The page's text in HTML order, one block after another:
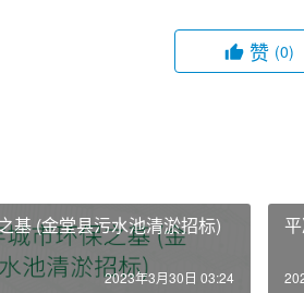
赞 (0)
基 (金堂县污水池清淤招标)
2023年3月30日 03:24